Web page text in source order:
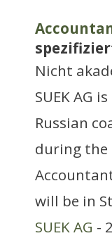
Nicht
SUEK AG
Russian
during the
will be in
SUEK AG -